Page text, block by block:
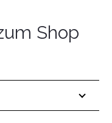
Shop